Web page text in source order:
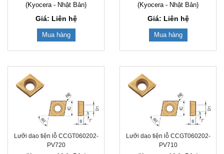
(Kyocera - Nhật Bản)
Giá: Liên hệ
Mua hàng
(Kyocera - Nhật Bản)
Giá: Liên hệ
Mua hàng
Lưỡi dao tiện lỗ CCGT060202-
PV720
Lưỡi dao tiện lỗ CCGT060202-
PV710